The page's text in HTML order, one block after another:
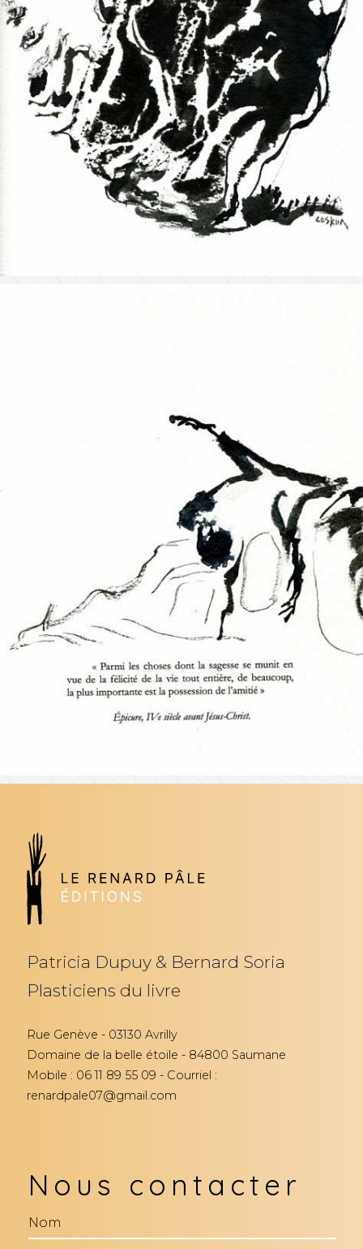
Patricia Dupuy & Bernard Soria
Plasticiens du livre
Rue Genève - 03130 Avrilly
Domaine de la belle étoile - 84800 Saumane
Mobile : 06 11 89 55 09 - Courriel :
renardpale07@gmail.com
Nous contacter